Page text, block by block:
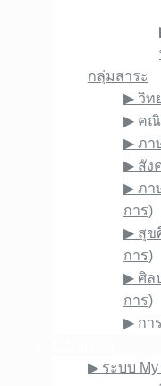
กลุ่มสาระ
▶︎ วิท
▶︎ คณิ
▶︎ ภา
▶︎ สัง
▶︎ ภา
การ)
▶︎ สุข
การ)
▶︎ ศิล
การ)
▶︎ กา
▶︎ ระบบ My